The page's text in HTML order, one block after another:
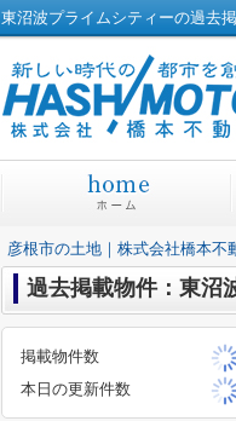
東沼波プライムシティーの過去
彦根市の土地｜株式会社橋本不
過去掲載物件：東沼
掲載物件数
本日の更新件数